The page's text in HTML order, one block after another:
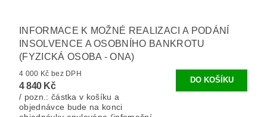
INFORMACE K MOŽNÉ REALIZACI A PODÁNÍ
INSOLVENCE A OSOBNÍHO BANKROTU
(FYZICKÁ OSOBA - ONA)
4 000 Kč bez DPH
4 840 Kč
/ pozn.: částka v košíku a
objednávce bude na konci